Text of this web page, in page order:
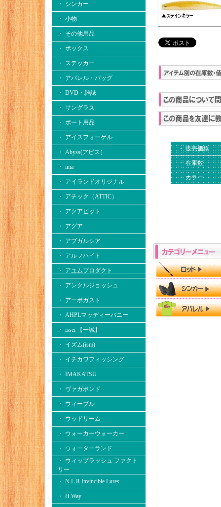
・ シンカー
・ 小物
・ その他用品
・ ボックス
・ ステッカー
・ アパレル・バッグ
・ DVD・雑誌
・ サングラス
・ ボート用品
・ アイスフォーゲル
・ Abyss(アビス）
・ ima
・ アイランドオリジナル
・ アチック（ATTIC）
・ アクアビット
・ アグア
・ アブガルシア
・ アルフハイト
・ アユムプロダクト
・ アンクルジョッシュ
・ アーボガスト
・ AHPLマッディーバニー
・ issei 【一誠】
・ イズム(ism)
・ イチカワフィッシング
・ IMAKATSU
・ ヴァガボンド
・ ウィーブル
・ ウッドリーム
・ ウォーカーウォーカー
・ ウォーターランド
・ ウィップラッシュ ファクト
リー
・ N.L.R Invincible Lures
・ H.Way
・ 販売価格
・ 在庫数
・ カラー